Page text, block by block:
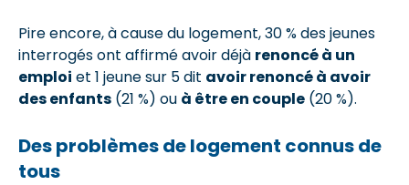
Pire encore, à cause du logement, 30 % des jeunes
interrogés ont affirmé avoir déjà renoncé à un
emploi et 1 jeune sur 5 dit avoir renoncé à avoir
des enfants (21 %) ou à être en couple (20 %).
Des problèmesde logement connus de
tous